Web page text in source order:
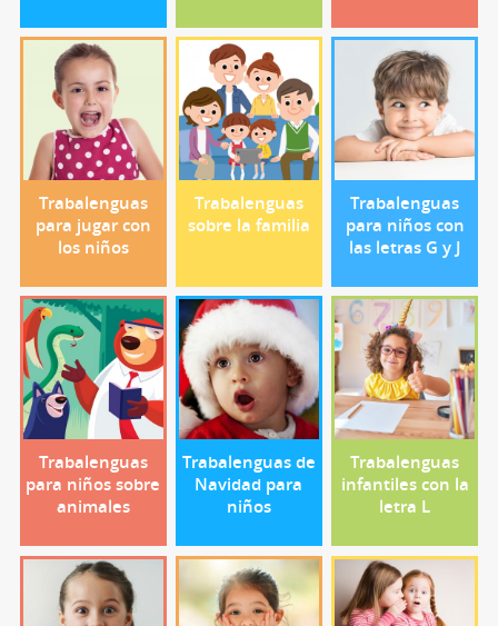
Trabalenguas
para jugar con
los niños
Trabalenguas
sobre la familia
Trabalenguas
para niños con
las letras G y J
Trabalenguas
para niños sobre
animales
Trabalenguas de
Navidad para
niños
Trabalenguas
infantiles con la
letra L